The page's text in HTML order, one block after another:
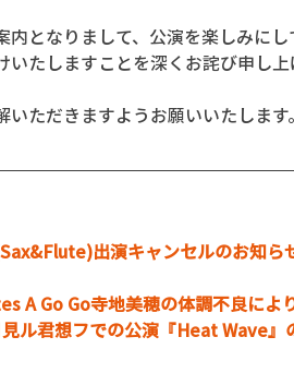
内となりまして、公演を楽しみに
いたしますことを深くお詫び申し上
いただきますようお願いいたします。
出演キャンセルのお知ら
A Go Go寺地美穂の体調不良により
ル君想フでの公演『Heat Wave』